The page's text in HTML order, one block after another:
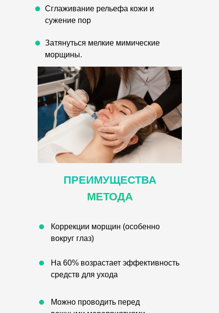
ПРЕИМУЩЕСТВА
МЕТОДА
Коррекции морщин (особенно
вокруг глаз)
На 60% возрастает эффективность
средств для ухода
Можно проводить перед
Сглаживание рельефа кожи и
сужение пор
Затянуться мелкие мимические
морщины.